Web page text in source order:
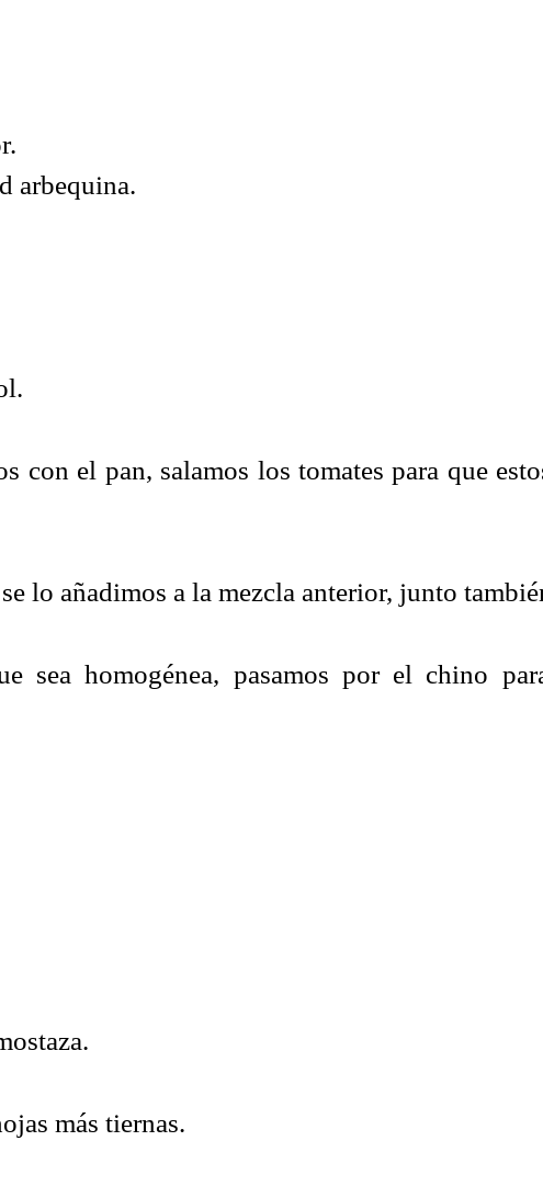
arbequina.
con el pan, salamos los tomates para que
lo añadimos a la mezcla anterior, junto
sea homogénea, pasamos por el chino
más tiernas.